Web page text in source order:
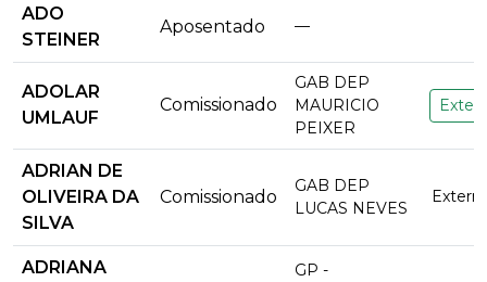
ADO
STEINER
Aposentado —
ADOLAR
UMLAUF
Comissionado
GAB DEP
MAURICIO
PEIXER
ADRIAN DE
OLIVEIRA DA
SILVA
Comissionado
GAB DEP
LUCAS NEVES
ADRIANA
GP -